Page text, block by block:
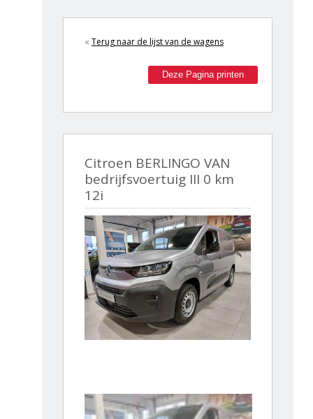
« Terug naar de lijst van de wagens
Deze Pagina printen
Citroen BERLINGO VAN
bedrijfsvoertuig III 0 km
12i